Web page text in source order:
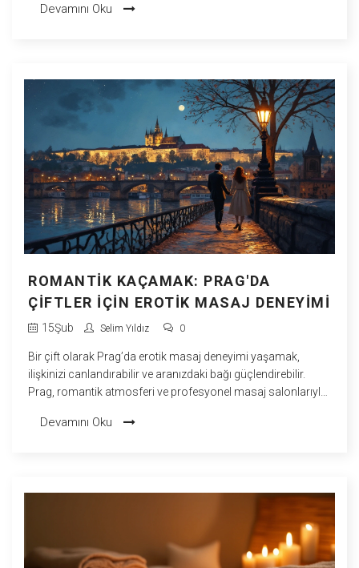
çıkmada etkili olma yollarını ve bu süreçte dikkat edilmesi
Devamını Oku
ROMANTIK KAÇAMAK: PRAG'DA
ÇIFTLER IÇIN EROTIK MASAJ DENEYIMI
15Şub Selim Yıldız 0
Bir çift olarak Prag’da erotik masaj deneyimi yaşamak,
ilişkinizi canlandırabilir ve aranızdaki bağı güçlendirebilir.
Prag, romantik atmosferi ve profesyonel masaj salonlarıyla
rahatlamalarını ve yeni bir bağ kurmalarını sağlar. Bu yazıda,
Devamını Oku